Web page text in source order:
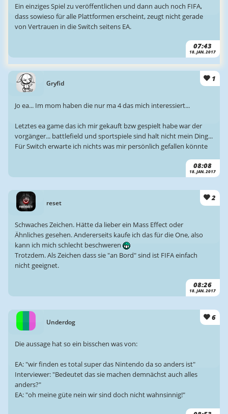
07:43
18. JAN. 2017
Ein einziges Spiel zu veröffentlichen und dann auch noch FIFA,
dass sowieso für alle Plattformen erscheint, zeugt nicht gerade
von Vertrauen in die Switch seitens EA.
Gryfid
1
08:08
18. JAN. 2017
Jo ea... Im mom haben die nur ma 4 das mich interessiert...
Letztes ea game das ich mir gekauft bzw gespielt habe war der
vorgänger... battlefield und sportspiele sind halt nicht mein Ding...
Für Switch erwarte ich nichts was mir persönlich gefallen könnte
reset
2
08:26
18. JAN. 2017
Schwaches Zeichen. Hätte da lieber ein Mass Effect oder
Ähnliches gesehen. Andererseits kaufe ich das für die One, also
kann ich mich schlecht beschweren
Trotzdem. Als Zeichen dass sie "an Bord" sind ist FIFA einfach
nicht geeignet.
Underdog
6
Die aussage hat so ein bisschen was von:
EA: "wir finden es total super das Nintendo da so anders ist"
Interviewer: "Bedeutet das sie machen demnächst auch alles
anders?"
EA: "oh meine güte nein wir sind doch nicht wahnsinnig!"